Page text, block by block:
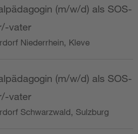
(m/w/d) als SOS-
vater
Niederrhein, Kleve
(m/w/d) als SOS-
vater
Schwarzwald, Sulzburg